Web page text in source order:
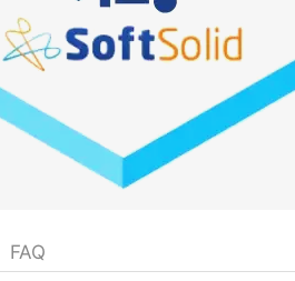
FAQ